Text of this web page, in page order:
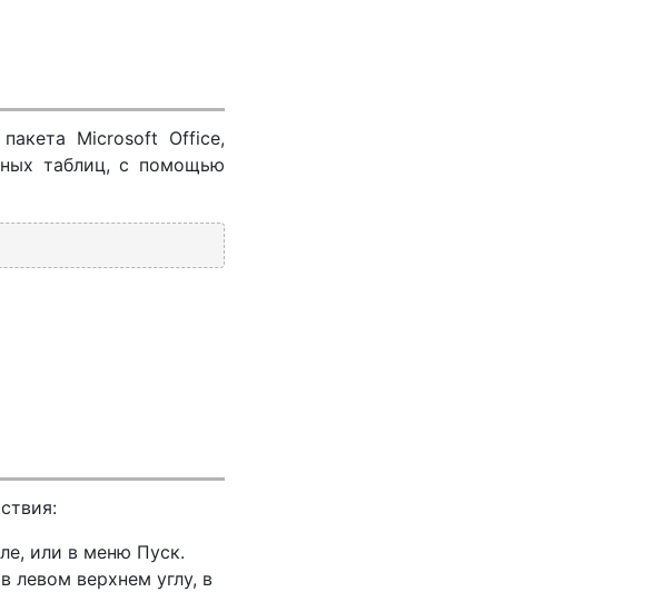
Microsoft Office,
таблиц, с помощью
или в меню Пуск.
левом верхнем углу, в